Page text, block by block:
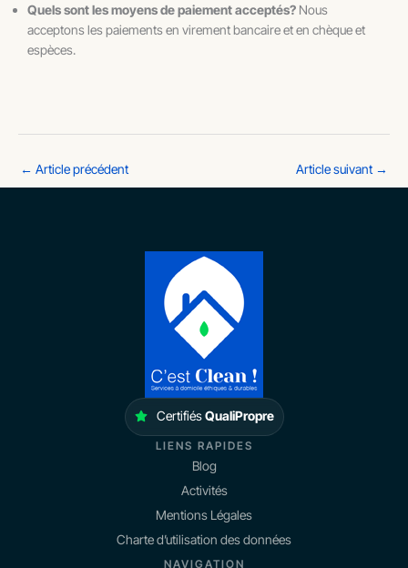
Quels sont les moyens de paiement acceptés? Nous
acceptons les paiements en virement bancaire et en chèque et
espèces.
← Article précédent Article suivant →
CertifiésQualiPropre
LIENS RAPIDES
Blog
Activités
Mentions Légales
Charte d’utilisation des données
NAVIGATION